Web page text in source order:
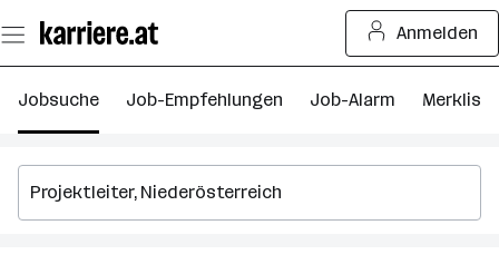
Seiteninhalt
springen
Anmelden
Jobsuche Job-Empfehlungen Job-Alarm Merkliste